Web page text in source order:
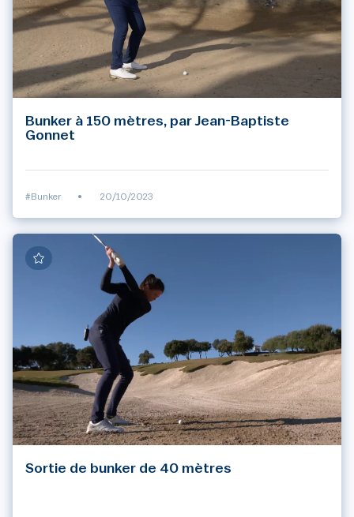
Bunker à 150 mètres, par Jean-Baptiste
Gonnet
#Bunker • 20/10/2023
Sortie de bunker de 40 mètres